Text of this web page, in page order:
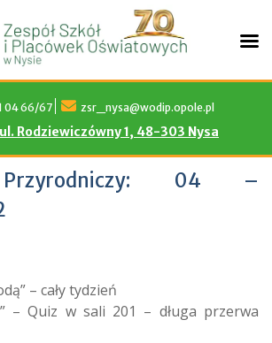
04 66/67 zsr_nysa@wodip.opole.pl
ul. Rodziewiczówny 1, 48-303 Nysa
04 –
– cały tydzień
– Quiz w sali 201 – długa przerwa